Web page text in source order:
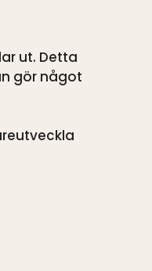
ut. Detta
gör något